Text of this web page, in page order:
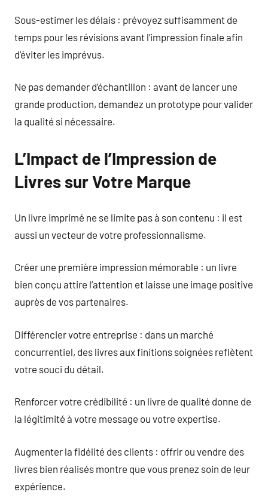
Sous-estimer les délais : prévoyez suffisamment de
temps pour les révisions avant l’impression finale afin
d’éviter les imprévus.
Ne pas demander d’échantillon : avant de lancer une
grande production, demandez un prototype pour valider
la qualité si nécessaire.
L’Impact de l’Impression de
Livres sur Votre Marque
Un livre imprimé ne se limite pas à son contenu : il est
aussi un vecteur de votre professionnalisme.
Créer une première impression mémorable : un livre
bien conçu attire l’attention et laisse une image positive
auprès de vos partenaires.
Différencier votre entreprise : dans un marché
concurrentiel, des livres aux finitions soignées reflètent
votre souci du détail.
Renforcer votre crédibilité : un livre de qualité donne de
la légitimité à votre message ou votre expertise.
Augmenter la fidélité des clients : offrir ou vendre des
livres bien réalisés montre que vous prenez soin de leur
expérience.